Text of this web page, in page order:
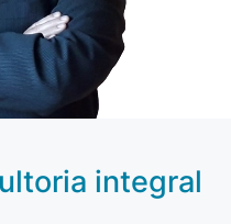
integral